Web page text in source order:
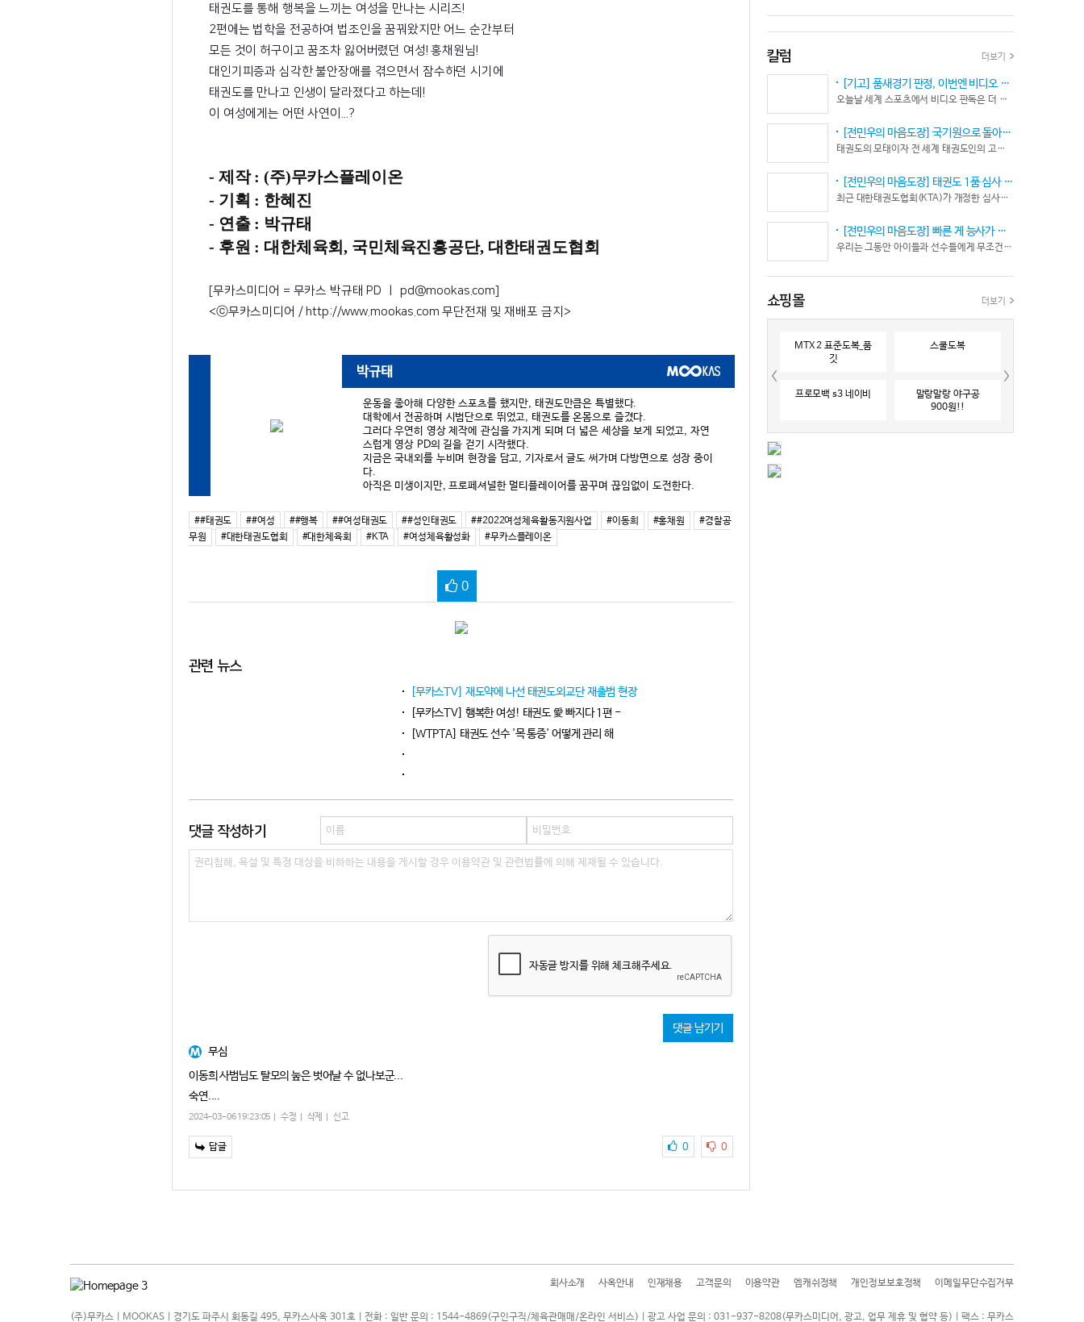
태권도를 통해 행복을 느끼는 여성을 만나는 시리즈!
2편에는 법학을 전공하여 법조인을 꿈꿔왔지만 어느 순간부터
모든 것이 허구이고 꿈조차 잃어버렸던 여성! 홍채원님!
대인기피증과 심각한 불안장애를 겪으면서 잠수하던 시기에
태권도를 만나고 인생이 달라졌다고 하는데!
이 여성에게는 어떤 사연이...?
- 제작 : (주)무카스플레이온
- 기획 : 한혜진
- 연출 : 박규태
- 후원 : 대한체육회, 국민체육진흥공단, 대한태권도협회
[무카스미디어 = 무카스 박규태 PD ㅣ pd@mookas.com]
<ⓒ무카스미디어 / http://www.mookas.com 무단전재 및 재배포 금지>
박규태
운동을 좋아해 다양한 스포츠를 했지만, 태권도만큼은 특별했다.
대학에서 전공하며 시범단으로 뛰었고, 태권도를 온몸으로 즐겼다.
그러다 우연히 영상 제작에 관심을 가지게 되며 더 넓은 세상을 보게 되었고, 자연
스럽게 영상 PD의 길을 걷기 시작했다.
지금은 국내외를 누비며 현장을 담고, 기자로서 글도 써가며 다방면으로 성장 중이
다.
아직은 미생이지만, 프로페셔널한 멀티플레이어를 꿈꾸며 끊임없이 도전한다.
##태권도 ##여성 ##행복 ##여성태권도 ##성인태권도 ##2022여성체육활동지원사업 #이동희 #홍채원
#경찰공
무원
#대한태권도협회 #대한체육회 #KTA #여성체육활성화 #무카스플레이온
0
관련 뉴스
[무카스TV] 재도약에 나선 태권도외교단 재출범 현장
[무카스TV] 행복한 여성! 태권도 愛 빠지다 1편 -
[WTPTA] 태권도 선수 '목 통증' 어떻게 관리 해
댓글 작성하기
자동글 방지를 위해 체크해주세요.
댓글 남기기
무심
이동희 사범님도 탈모의 눞은 벗어날 수 없나보군...
숙연....
2024-03-06 19:23:05 수정 삭제 신고
답글 0 0
이 노력해 보자는 그런 글 같은데품새 얘기 하는데
왜 갑자기 심판 가오 얘기에 핑크색 옷 얘기 같은 비
하 발언에......답답하시니 그러시겠지만 태권도
"도" 는 지키시며 발언하세요.심판들 또한 이런 말
나오지 않도록 자존심 상하지 않도록 부단히 노력해
야 함은 확실합니다.부끄러운 일 들이 없도록 해야
좋게만 보지 말고 잘하는 건 잘한다고 인정해주고
못하는 건 고치도록 해주셔야지어떠한 글인지 파악
도 못하고 일방적으로 나쁘게 표현하는 글은 보기가
좋지 않습니다.
고 다른 생각 없이 오로지 품새 판정에만 집중 하도
칼럼 더보기
[기고] 품새경기 판정, 이번엔 비디오 판독이다… 더 이상 미룰 수 없다
오늘날 세계 스포츠에서 비디오 판독은 더 이상 선택이 아니다. 선수의 땀과 노력, 경기 결과의 공정성을 지키기 위한 최소한의 안전장치이자 국제 스포츠의 보편적인 기준이 됐다.
[전민우의 마음도장] 국기원으로 돌아온 한마당… 그 안에서 마주하는 '도장(道場)의 본질’
태권도의 모태이자 전 세계 태권도인의 고향, 국기원 도장 위에 다시 뜨거운 기합 소리가 웅장하게 울려 퍼질 예정이다. 오랜만에 국기원에서 펼쳐지는 이번 세계태권도한마당은 단순한 대회 개최를 넘어 국경과 인종, 세대를 넘어 하나의 마음으로 모인 전 세계 태권도인들의 가슴속에 묵직한 설렘과 숭고한 감회를 불러일으킨다.
[전민우의 마음도장] 태권도 1품 심사 완화... 문턱은 낮아졌지만, 계단은 더욱 가팔라졌다!
최근 대한태권도협회(KTA)가 개정한 심사시행 규정이 도장가에 화두를 던지고 있다. 저연령 1품(단) 심사 시 지정 품새의 추첨 범위와 시기를 완화해 각 시도협회가 사실상 태극 1장부터 5장까지로 지정을 축소할 수 있는 제도적 근거를 마련했다.
[전민우의 마음도장] 빠른 게 능사가 아니다… 엘리트 선수의 '기다림'
우리는 그동안 아이들과 선수들에게 무조건 “빨리 반응하라”고 다그치기만 했던 것은 아닐까? 진정한 탁월함은 단순히 근육의 수축 속도가 빠른 데서 오지 않는다. 복잡하고 긴박한 1대 1 격투 상황 속에서 ‘언제 멈추고, 언제 폭발할 것인가’를 통제하는 타이밍 조절 능력과 상황 인식(Situational Awareness)에서 온다.
쇼핑몰 더보기
MTX 2 표준도복_품
깃
스쿨도복
프로모백 s3 네이비
말랑말랑 야구공
900원!!
회사소개 사옥안내 인재채용 고객문의 이용약관 엠캐쉬정책 개인정보보호정책 이메일무단수집거부
(주)무카스 | MOOKAS | 경기도 파주시 회동길 495, 무카스사옥 301호 | 전화 : 일반 문의 : 1544-4869(구인구직/체육관매매/온라인 서비스) | 광고 사업 문의 : 031-937-8208(무카스미디어, 광고, 업무 제휴 및 협약 등) | 팩스 : 무카스